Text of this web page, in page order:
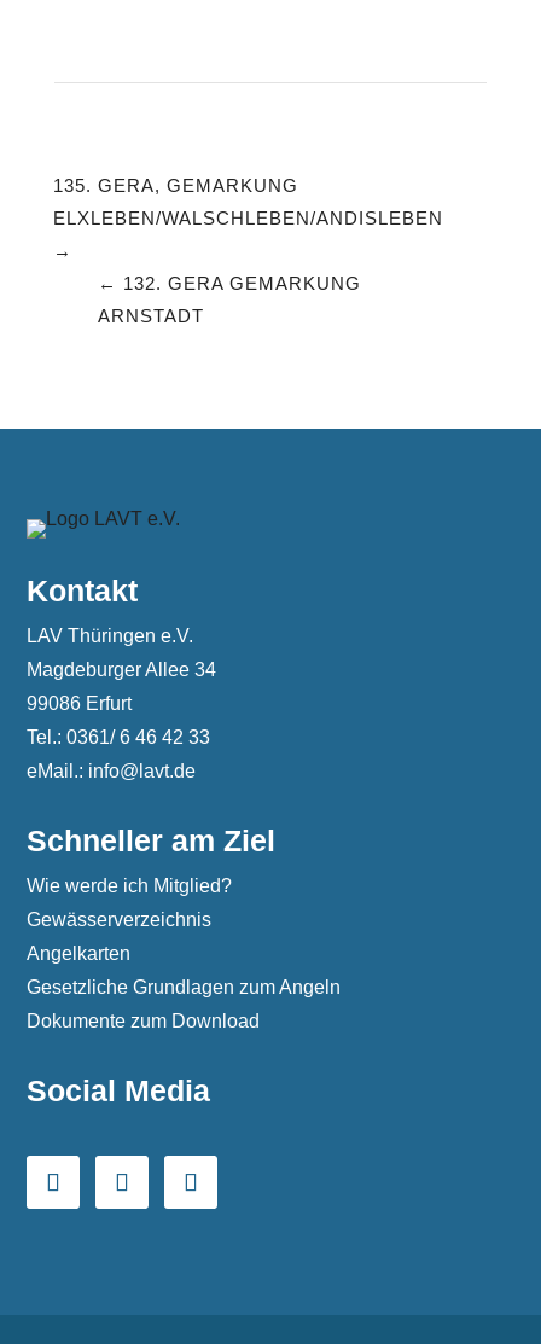
135. GERA, GEMARKUNG
ELXLEBEN/WALSCHLEBEN/ANDISLEBEN
132. GERA GEMARKUNG
ARNSTADT
Kontakt
LAV Thüringen e.V.
Magdeburger Allee 34
99086 Erfurt
Tel.: 0361/ 6 46 42 33
eMail.: info@lavt.de
Schneller am Ziel
Wie werde ich Mitglied?
Gewässerverzeichnis
Angelkarten
Gesetzliche Grundlagen zum Angeln
Dokumente zum Download
Social Media